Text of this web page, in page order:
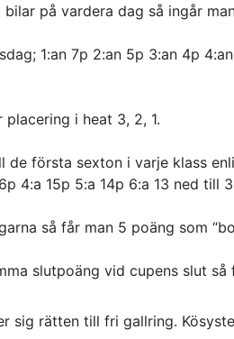
på vardera dag så ingår
1:an 7p 2:an 5p 3:an 4p
i heat 3, 2, 1.
de första sexton i varje klass
4:a 15p 5:a 14p 6:a 13 ned till
så får man 5 poäng som
slutpoäng vid cupens slut
sig rätten till fri gallring.